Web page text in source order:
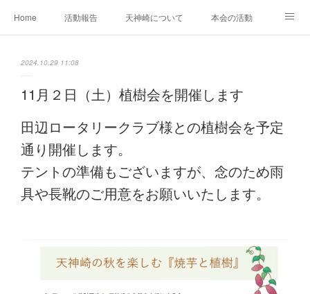
Home 活動報告 天神崎について 本会の活動
2024.10.29 11:08
11月２日（土）植樹会を開催します
田辺ロータリークラブ様との植樹会を予定
通り開催します。
テントの準備もございますが、念のため雨
具や長靴のご用意をお願いいたします。